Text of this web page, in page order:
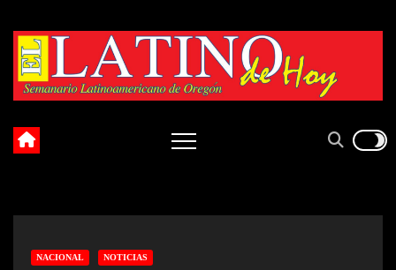
content
NACIONAL NOTICIAS